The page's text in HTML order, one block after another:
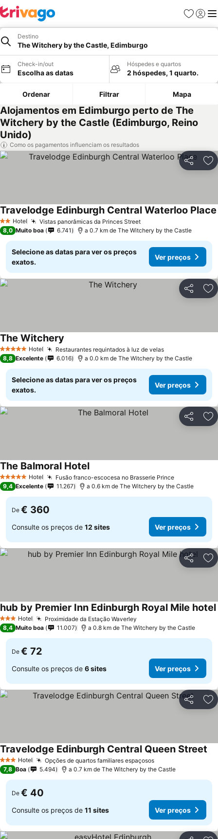
Favoritos
Iniciar
Destino
The Witchery by the Castle, Edimburgo
Check-in/out
Escolha as datas
Hóspedes e quartos
2 hóspedes, 1 quarto.
Ordenar Filtrar Mapa
Alojamentos em Edimburgo perto de The
Witchery by the Castle (Edimburgo, Reino
Unido)
Como os pagamentos influenciam os resultados
Partilhar
2 Estrelas
Hotel Vistas panorâmicas da Princes StreetVer preços
Travelodge Edinburgh Central Waterloo Place
8,0 Muito boa 6.741 a 0.7 km de The Witchery by the Castle
Selecione as datas para ver os preços
exatos.
Ver preços
Partilhar
5 Estrelas Hotel Restaurantes requintados à luz de velasVer preços
The Witchery
8,8 Excelente 6.016 a 0.0 km de The Witchery by the Castle
Selecione as datas para ver os preços
exatos.
Ver preços
Partilhar
5 Estrelas Hotel Fusão franco-escocesa no Brasserie PrinceVer preços
The Balmoral HotelVer preços
9,4 Excelente 11.267 a 0.6 km de The Witchery by the Castle
De € 360
Consulte os preços de 12 sites Ver preços
Partilhar
3 EstrelasHotel Proximidade da Estação Waverley
hub by Premier Inn Edinburgh Royal Mile hotel
8,4 Muito boa 11.007 a 0.8 km de The Witchery by the Castle
De € 72
Consulte os preços de 6 sites Ver preços
Partilhar
3 EstrelasHotel Opções de quartos familiares espaçososVer preços
Travelodge Edinburgh Central Queen Street
7,8 Boa 5.494 a 0.7 km de The Witchery by the Castle
De € 40
Consulte os preços de 11 sites Ver preços